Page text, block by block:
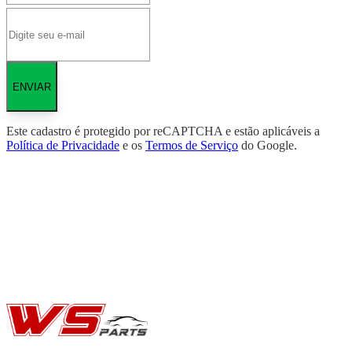
ENVIAR
Este cadastro é protegido por reCAPTCHA e estão aplicáveis a
Política de Privacidade e os Termos de Serviço do Google.